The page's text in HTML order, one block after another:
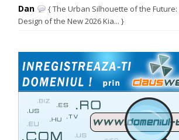
Dan
{ The Urban Silhouette of the
Design of the New 2026 Kia... }